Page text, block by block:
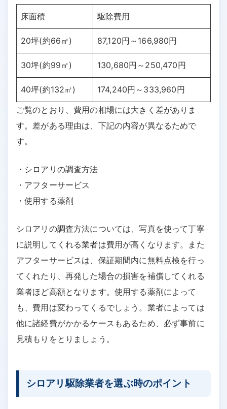
床面積 駆除費用
20坪(約66㎡) 87,120円～166,980円
30坪(約99㎡) 130,680円～250,470円
40坪(約132㎡)
174,240円～333,960円
ご覧のとおり、費用の相場には大きく差がありま
す。差がある理由は、下記の内容が異なるためで
す。
・シロアリの調査方法
・アフターサービス
・使用する薬剤
シロアリの調査方法については、写真を使って丁寧
に説明してくれる業者は費用が高くなります。また
アフターサービスは、保証期間内に無料点検を行っ
てくれたり、再発した場合の損害を補償してくれる
業者ほど高額となります。使用する薬剤によって
も、費用は変わってくるでしょう。業者によっては
他に諸経費がかかるケースもあるため、必ず事前に
見積もりをとりましょう。
シロアリ駆除業者を選ぶ時のポイント